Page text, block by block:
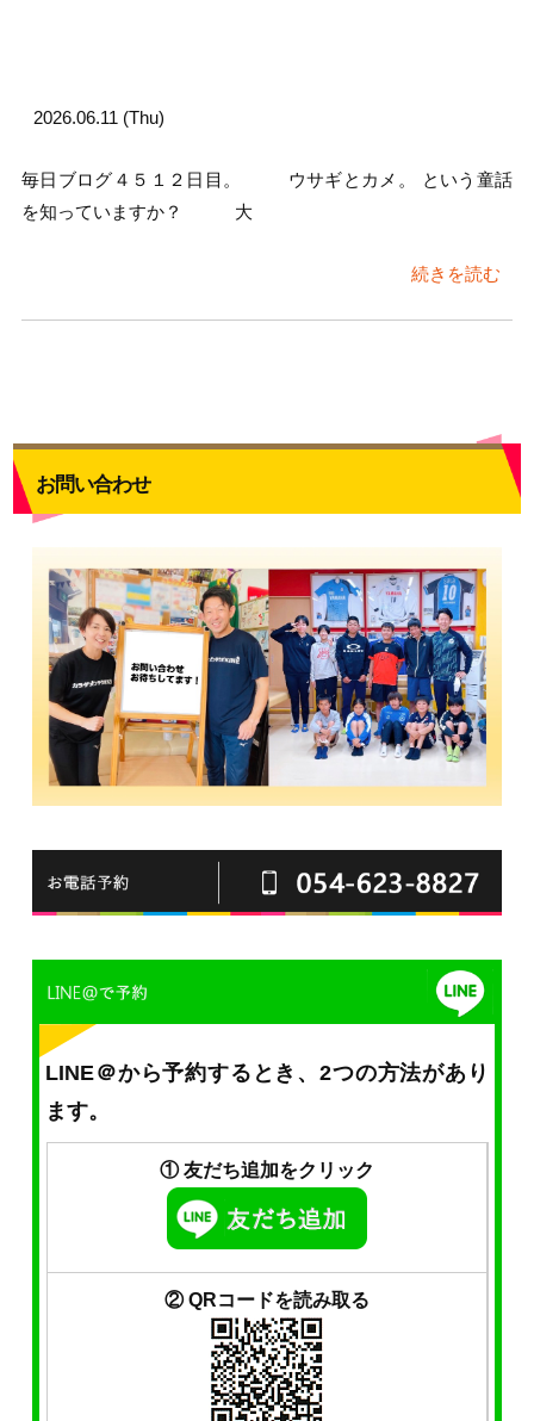
2026.06.11 (Thu)
毎日ブログ４５１２日目。 ウサギとカメ。 という童話
を知っていますか？ 大
続きを読む
お問い合わせ
LINE＠から予約するとき、2つの方法があり
ます。
① 友だち追加をクリック
② QRコードを読み取る